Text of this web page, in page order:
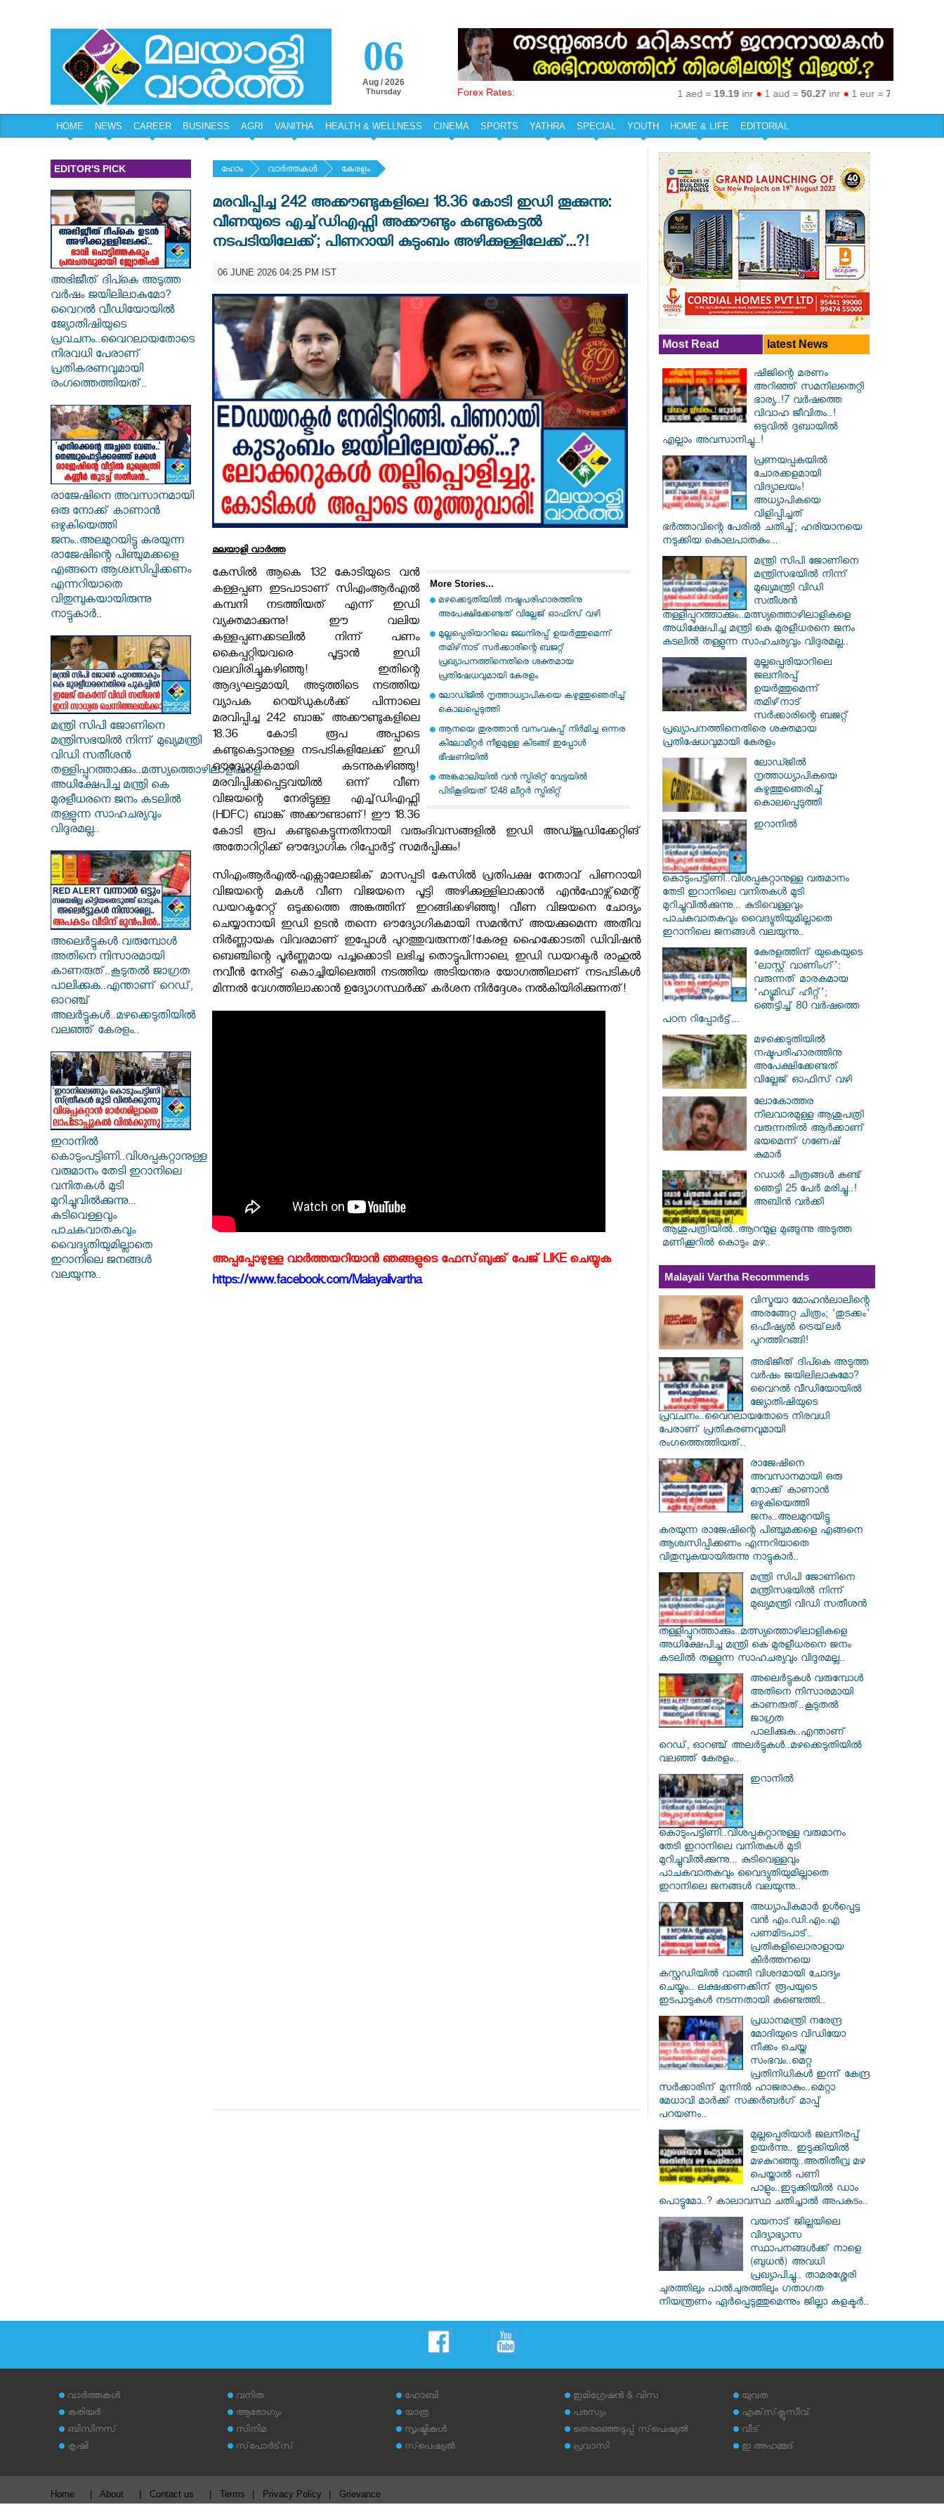
06
Aug / 2026
Thursday Forex Rates: 1 aed =19.19inr● 1 aud =50.27inr● 1 eur =79.92inr
HOME NEWS CAREER BUSINESS AGRI VANITHA HEALTH & WELLNESS CINEMA SPORTS YATHRA SPECIAL YOUTH HOME & LIFE EDITORIAL
EDITOR'S PICK
അഭിജീത് ദിപ്കെ അടുത്ത
വർഷം ജയിലിലാകുമോ?
വൈറൽ വീഡിയോയിൽ
ജ്യോതിഷിയുടെ
പ്രവചനം..വൈറലായതോടെ
നിരവധി പേരാണ്
പ്രതികരണവുമായി
രംഗത്തെത്തിയത്..
രാജേഷിനെ അവസാനമായി
ഒരു നോക്ക് കാണാൻ
ഒഴുകിയെത്തി
ജനം..അലമുറയിട്ടു കരയുന്ന
രാജേഷിന്റെ പിഞ്ചുമക്കളെ
എങ്ങനെ ആശ്വസിപ്പിക്കണം
എന്നറിയാതെ
വിതുമ്പുകയായിരുന്നു
നാട്ടുകാർ..
മന്ത്രി സിപി ജോണിനെ
മന്ത്രിസഭയില്‍ നിന്ന് മുഖ്യമന്ത്രി
വിഡി സതീശന്‍
തള്ളിപ്പുറത്താക്കും..മത്സ്യത്തൊഴിലാളികളെ
അധിക്ഷേപിച്ച മന്ത്രി കെ
മുരളീധരനെ ജനം കടലില്‍
തള്ളുന്ന സാഹചര്യവും
വിദുരമല്ല..
അലെർട്ടുകൾ വരുമ്പോൾ
അതിനെ നിസാരമായി
കാണരുത്..കൂടുതൽ ജാഗ്രത
പാലിക്കുക..എന്താണ് റെഡ്,
ഓറഞ്ച്
അലർട്ടുകൾ..മഴക്കെടുതിയിൽ
വലഞ്ഞ് കേരളം..
ഇറാനില്‍
കൊടുംപട്ടിണി..വിശപ്പകറ്റാനുള്ള
വരുമാനം തേടി ഇറാനിലെ
വനിതകള്‍ മുടി
മുറിച്ചുവില്‍ക്കുന്നു...
കുടിവെള്ളവും
പാചകവാതകവും
വൈദ്യുതിയുമില്ലാതെ
ഇറാനിലെ ജനങ്ങള്‍
വലയുന്നു..
ഹോം വാര്‍ത്തകള്‍ കേരളം
മരവിപ്പിച്ച 242 അക്കൗണ്ടുകളിലെ 18.36 കോടി ഇഡി തൂക്കുന്നു:
വീണയുടെ എച്ച്ഡിഎഫ്സി അക്കൗണ്ടും കണ്ടുകെട്ടൽ
നടപടിയിലേക്ക്; പിണറായി കുടുംബം അഴിക്കുള്ളിലേക്ക്...?!
06 JUNE 2026 04:25 PM IST
മലയാളി വാര്‍ത്ത
More Stories...
മഴക്കെടുതിയില്‍ നഷ്ടപരിഹാരത്തിനു
അപേക്ഷിക്കേണ്ടത് വില്ലേജ് ഓഫിസ് വഴി
മുല്ലപ്പെരിയാറിലെ ജലനിരപ്പ് ഉയര്‍ത്തുമെന്ന്
തമിഴ്‌നാട് സര്‍ക്കാരിന്റെ ബജറ്റ്
പ്രഖ്യാപനത്തിനെതിരെ ശക്തമായ
പ്രതിഷേധവുമായി കേരളം
ലോഡ്ജില്‍ നൃത്താധ്യാപികയെ കഴുത്തുഞെരിച്ച്
കൊലപ്പെടുത്തി
ആനയെ തുരത്താന്‍ വനംവകുപ്പ് നിര്‍മിച്ച ഒന്നര
കിലോമീറ്റര്‍ നീളമുള്ള കിടങ്ങ് ഇപ്പോള്‍
ഭീഷണിയില്‍
അങ്കമാലിയില്‍ വന്‍ സ്പിരിറ്റ് വേട്ടയില്‍
പിടികൂടിയത് 1248 ലീറ്റര്‍ സ്പിരിറ്റ്
കേസിൽ ആകെ 132 കോടിയുടെ വൻ
കള്ളപ്പണ ഇടപാടാണ് സിഎംആർഎൽ
കമ്പനി നടത്തിയത് എന്ന് ഇഡി
വ്യക്തമാക്കുന്നു! ഈ വലിയ
കള്ളപ്പണക്കടലിൽ നിന്ന് പണം
കൈപ്പറ്റിയവരെ പൂട്ടാൻ ഇഡി
വലവിരിച്ചുകഴിഞ്ഞു! ഇതിന്റെ
ആദ്യഘട്ടമായി, അടുത്തിടെ നടത്തിയ
വ്യാപക റെയ്ഡുകൾക്ക് പിന്നാലെ
മരവിപ്പിച്ച 242 ബാങ്ക് അക്കൗണ്ടുകളിലെ
18.36 കോടി രൂപ അപ്പാടെ
കണ്ടുകെട്ടാനുള്ള നടപടികളിലേക്ക് ഇഡി
ഔദ്യോഗികമായി കടന്നുകഴിഞ്ഞു!
മരവിപ്പിക്കപ്പെട്ടവയിൽ ഒന്ന് വീണ
വിജയന്റെ നേരിട്ടുള്ള എച്ച്ഡിഎഫ്സി
(HDFC) ബാങ്ക് അക്കൗണ്ടാണ്! ഈ 18.36
കോടി രൂപ കണ്ടുകെട്ടുന്നതിനായി വരുംദിവസങ്ങളിൽ ഇഡി അഡ്ജൂഡിക്കേറ്റിങ്
അതോറിറ്റിക്ക് ഔദ്യോഗിക റിപ്പോർട്ട് സമർപ്പിക്കും!
സിഎംആർഎൽ-എക്സാലോജിക് മാസപ്പടി കേസിൽ പ്രതിപക്ഷ നേതാവ് പിണറായി
വിജയന്റെ മകൾ വീണ വിജയനെ പൂട്ടി അഴിക്കുള്ളിലാക്കാൻ എൻഫോഴ്സ്മെന്റ്
ഡയറക്ടറേറ്റ് ഒടുക്കത്തെ അങ്കത്തിന് ഇറങ്ങിക്കഴിഞ്ഞു! വീണ വിജയനെ ചോദ്യം
ചെയ്യാനായി ഇഡി ഉടൻ തന്നെ ഔദ്യോഗികമായി സമൻസ് അയക്കുമെന്ന അതീവ
നിർണ്ണായക വിവരമാണ് ഇപ്പോൾ പുറത്തുവരുന്നത്!കേരള ഹൈക്കോടതി ഡിവിഷൻ
ബെഞ്ചിന്റെ പൂർണ്ണമായ പച്ചക്കൊടി ലഭിച്ച തൊട്ടുപിന്നാലെ, ഇഡി ഡയറക്ടർ രാഹുൽ
നവീൻ നേരിട്ട് കൊച്ചിയിലെത്തി നടത്തിയ അടിയന്തര യോഗത്തിലാണ് നടപടികൾ
മിന്നൽ വേഗത്തിലാക്കാൻ ഉദ്യോഗസ്ഥർക്ക് കർശന നിർദ്ദേശം നൽകിയിരിക്കുന്നത്!
അപ്പപ്പോഴുള്ള വാര്‍ത്തയറിയാന്‍ ഞങ്ങളുടെ ഫേസ്‌ബുക്ക്‌ പേജ് LIKE ചെയ്യുക
https://www.facebook.com/Malayalivartha
Most Read latest News
ഷിജിന്റെ മരണം
അറിഞ്ഞ് സമനിലതെറ്റി
ഭാര്യ..!7 വർഷത്തെ
വിവാഹ ജീവിതം..!
ഒടുവിൽ ദുബായിൽ
എല്ലാം അവസാനിച്ചു..!
പ്രണയപ്പകയിൽ
ചോരക്കളമായി
വിദ്യാലയം!
അധ്യാപികയെ
വിളിപ്പിച്ചത്
ഭർത്താവിന്റെ പേരിൽ ചതിച്ച്; ഹരിയാനയെ
നടുക്കിയ കൊലപാതകം...
മന്ത്രി സിപി ജോണിനെ
മന്ത്രിസഭയില്‍ നിന്ന്
മുഖ്യമന്ത്രി വിഡി
സതീശന്‍
തള്ളിപ്പുറത്താക്കും..മത്സ്യത്തൊഴിലാളികളെ
അധിക്ഷേപിച്ച മന്ത്രി കെ മുരളീധരനെ ജനം
കടലില്‍ തള്ളുന്ന സാഹചര്യവും വിദുരമല്ല..
മുല്ലപ്പെരിയാറിലെ
ജലനിരപ്പ്
ഉയര്‍ത്തുമെന്ന്
തമിഴ്‌നാട്
സര്‍ക്കാരിന്റെ ബജറ്റ്
പ്രഖ്യാപനത്തിനെതിരെ ശക്തമായ
പ്രതിഷേധവുമായി കേരളം
ലോഡ്ജില്‍
നൃത്താധ്യാപികയെ
കഴുത്തുഞെരിച്ച്
കൊലപ്പെടുത്തി
ഇറാനില്‍
കൊടുംപട്ടിണി..വിശപ്പകറ്റാനുള്ള വരുമാനം
തേടി ഇറാനിലെ വനിതകള്‍ മുടി
മുറിച്ചുവില്‍ക്കുന്നു... കുടിവെള്ളവും
പാചകവാതകവും വൈദ്യുതിയുമില്ലാതെ
ഇറാനിലെ ജനങ്ങള്‍ വലയുന്നു..
കേരളത്തിന് യുകെയുടെ
‘ലാസ്റ്റ് വാണിംഗ്’:
വരുന്നത് മാരകമായ
‘ഹ്യൂമിഡ് ഹീറ്റ്’;
ഞെട്ടിച്ച് 80 വർഷത്തെ
പഠന റിപ്പോർട്ട്...
മഴക്കെടുതിയില്‍
നഷ്ടപരിഹാരത്തിനു
അപേക്ഷിക്കേണ്ടത്
വില്ലേജ് ഓഫിസ് വഴി
ലോകോത്തര
നിലവാരമുള്ള ആശുപത്രി
വരുന്നതില്‍ ആര്‍ക്കാണ്
ഭയമെന്ന് ഗണേഷ്
കുമാര്‍
റഡാർ ചിത്രങ്ങൾ കണ്ട്
ഞെട്ടി 25 പേർ മരിച്ചു..!
അബിൻ വർക്കി
ആശുപത്രിയിൽ..ആറന്മുള മുങ്ങുന്നു അടുത്ത
മണിക്കൂറിൽ കൊടും മഴ..
Malayali Vartha Recommends
വിസ്മയാ മോഹൻലാലിന്റെ
അരങ്ങേറ്റ ചിത്രം; 'തുടക്കം'
ഒഫീഷ്യൽ ട്രെയ്‌ലർ
പുറത്തിറങ്ങി!
അഭിജീത് ദിപ്കെ അടുത്ത
വർഷം ജയിലിലാകുമോ?
വൈറൽ വീഡിയോയിൽ
ജ്യോതിഷിയുടെ
പ്രവചനം..വൈറലായതോടെ നിരവധി
പേരാണ് പ്രതികരണവുമായി
രംഗത്തെത്തിയത്..
രാജേഷിനെ
അവസാനമായി ഒരു
നോക്ക് കാണാൻ
ഒഴുകിയെത്തി
ജനം..അലമുറയിട്ടു
കരയുന്ന രാജേഷിന്റെ പിഞ്ചുമക്കളെ എങ്ങനെ
ആശ്വസിപ്പിക്കണം എന്നറിയാതെ
വിതുമ്പുകയായിരുന്നു നാട്ടുകാർ..
മന്ത്രി സിപി ജോണിനെ
മന്ത്രിസഭയില്‍ നിന്ന്
മുഖ്യമന്ത്രി വിഡി സതീശന്‍
തള്ളിപ്പുറത്താക്കും..മത്സ്യത്തൊഴിലാളികളെ
അധിക്ഷേപിച്ച മന്ത്രി കെ മുരളീധരനെ ജനം
കടലില്‍ തള്ളുന്ന സാഹചര്യവും വിദുരമല്ല..
അലെർട്ടുകൾ വരുമ്പോൾ
അതിനെ നിസാരമായി
കാണരുത്..കൂടുതൽ
ജാഗ്രത
പാലിക്കുക..എന്താണ്
റെഡ്, ഓറഞ്ച് അലർട്ടുകൾ..മഴക്കെടുതിയിൽ
വലഞ്ഞ് കേരളം..
ഇറാനില്‍
കൊടുംപട്ടിണി..വിശപ്പകറ്റാനുള്ള വരുമാനം
തേടി ഇറാനിലെ വനിതകള്‍ മുടി
മുറിച്ചുവില്‍ക്കുന്നു... കുടിവെള്ളവും
പാചകവാതകവും വൈദ്യുതിയുമില്ലാതെ
ഇറാനിലെ ജനങ്ങള്‍ വലയുന്നു..
അധ്യാപികമാര്‍ ഉള്‍പ്പെട്ട
വന്‍ എം.ഡി.എം.എ
പണമിടപാട്..
പ്രതികളിലൊരാളായ
കീര്‍ത്തനയെ
കസ്റ്റഡിയില്‍ വാങ്ങി വിശദമായി ചോദ്യം
ചെയ്യും.. ലക്ഷക്കണക്കിന് രൂപയുടെ
ഇടപാടുകള്‍ നടന്നതായി കണ്ടെത്തി..
പ്രധാനമന്ത്രി നരേന്ദ്ര
മോദിയുടെ വിഡിയോ
നീക്കം ചെയ്ത
സംഭവം..മെറ്റ
പ്രതിനിധികൾ ഇന്ന് കേന്ദ്ര
സർക്കാരിന് മുന്നിൽ ഹാജരാകും..മെറ്റാ
മേധാവി മാർക്ക് സക്കർബർഗ് മാപ്പ്
പറയണം..
മുല്ലപ്പെരിയാർ ജലനിരപ്പ്
ഉയർന്നു.. ഇടുക്കിയിൽ
മഴകുറഞ്ഞു..അതിതീവ്ര മഴ
പെയ്താൽ പണി
പാളും..ഇടുക്കിയിൽ ഡാം
പൊട്ടുമോ..? കാലാവസ്ഥ ചതിച്ചാൽ അപകടം..
വയനാട് ജില്ലയിലെ
വിദ്യാഭ്യാസ
സ്ഥാപനങ്ങൾക്ക് നാളെ
(ബുധൻ) അവധി
പ്രഖ്യാപിച്ചു.. താമരശ്ശേരി
ചുരത്തിലും പാൽചുരത്തിലും ഗതാഗത
നിയന്ത്രണം ഏർപ്പെടുത്തുമെന്നും ജില്ലാ കളക്ടർ..
വാര്‍ത്തകള്‍
കരിയര്‍
ബിസിനസ്
കൃഷി
വനിത
ആരോഗ്യം
സിനിമ
സ്‌പോര്‍ട്‌സ്
ഹോബി
യാത്ര
സൃഷ്ടികള്‍
സ്‌പെഷ്യല്‍
ഇമിഗ്രേഷന്‍ & വിസ
പരസ്യം
തെരഞ്ഞെടുപ്പ് സ്‌പെഷ്യല്‍
പ്രവാസി
യുവത
എക്‌സ്‌ക്ലൂസീവ്
വീട്
ഇ അഹമ്മദ്‌
Home About Contact us Terms Privacy Policy
Grievance